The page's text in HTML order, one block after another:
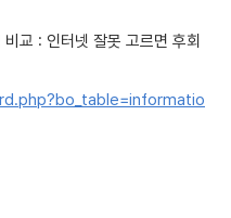
교 : 인터넷 잘못 고르면 후회